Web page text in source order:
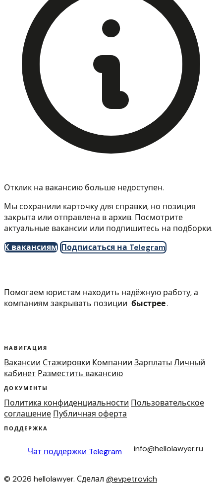
Отклик на вакансию больше недоступен.
Мы сохранили карточку для справки, но позиция
закрыта или отправлена в архив. Посмотрите
актуальные вакансии или подпишитесь на подборки.
К вакансиям Подписаться на Telegram
Помогаем юристам находить надёжную работу, а
компаниям закрывать позиции быстрее.
НАВИГАЦИЯ
Вакансии Стажировки Компании Зарплаты Личный
кабинет Разместить вакансию
ДОКУМЕНТЫ
Политика конфиденциальности Пользовательское
соглашение Публичная оферта
ПОДДЕРЖКА
Чат поддержки Telegram info@hellolawyer.ru
© 2026 hellolawyer. Сделал @evpetrovich